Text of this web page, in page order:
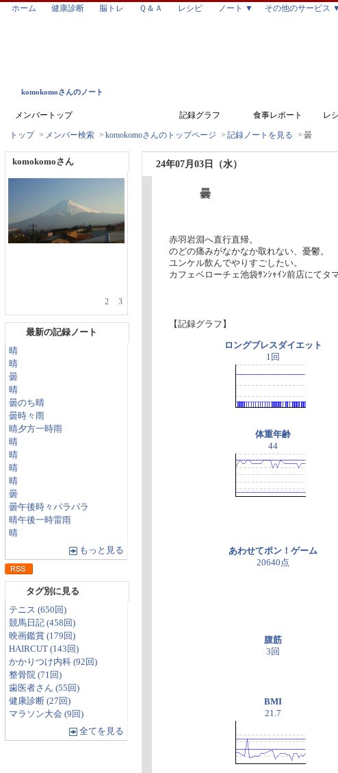
ホーム 健康診断 脳トレ Ｑ＆Ａ レシピ ノート ▼ その他のサービス
komokomoさんのノート
メンバートップ 記録グラフ 食事レポート レ
トップ > メンバー検索 > komokomoさんのトップページ > 記録ノートを見る > 曇
komokomoさん
2 3
最新の記録ノート
晴
晴
曇
晴
曇のち晴
曇時々雨
晴夕方一時雨
晴
晴
晴
晴
曇
曇午後時々パラパラ
晴午後一時雷雨
晴
もっと見る
タグ別に見る
テニス (650回)
競馬日記 (458回)
映画鑑賞 (179回)
HAIRCUT (143回)
かかりつけ内科 (92回)
整骨院 (71回)
歯医者さん (55回)
健康診断 (27回)
マラソン大会 (9回)
全てを見る
24年07月03日（水）
曇
赤羽岩淵へ直行直帰。
のどの痛みがなかなか取れない、憂鬱。
ユンケル飲んでやりすごしたい。
カフェベローチェ池袋ｻﾝｼｬｲﾝ前店にてタ
【記録グラフ】
ロングブレスダイエット
1回
体重年齢
44
あわせてポン！ゲーム
20640点
腹筋
3回
BMI
21.7